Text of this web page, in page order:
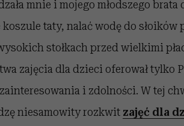
mnie i mojego młodszego
koszule taty, nalać wodę do słoików
stołkach przed wielkimi
zajęcia dla dzieci oferował tylko
i zdolności. W tej
niesamowity rozkwit zajęć dla